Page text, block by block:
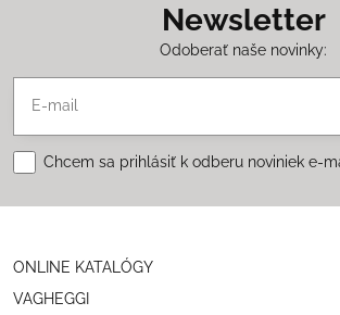
Newsletter
Odoberať naše novinky:
Chcem sa prihlásiť k odberu noviniek e-
ONLINE KATALÓGY
VAGHEGGI